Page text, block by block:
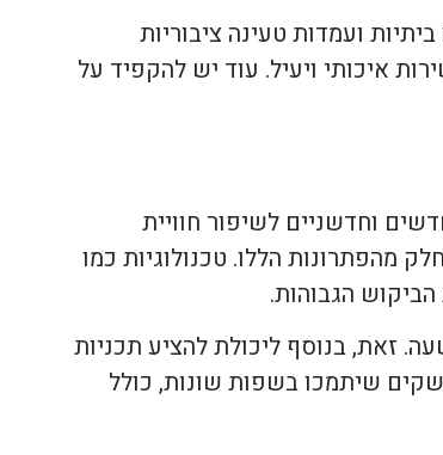
ועמדות טעינה ציבוריות
איכותי ויעיל. עוד יש להקפיד על
וחדשניים לשיפור חוויית
מהפתרונות הללו. טכנולוגיות כמו
זאת, בנוסף ליכולת להציע תכניות
שיתמכו בשפות שונות, כולל